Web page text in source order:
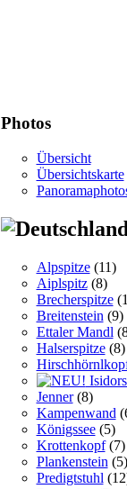
Photos
Übersicht
Übersichtskarte
Alpspitze(11)
Aiplspitz(8)
Brecherspitze
Breitenstein (9)
Ettaler Mandl
Halserspitze(8)
Jenner(8)
Kampenwand
Königssee(5)
Krottenkopf(7)
Plankenstein (5)
Predigtstuhl